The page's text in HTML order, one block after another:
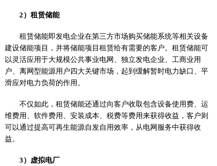
2）租赁储能
租赁储能即发电企业在第三方市场购买储能系统等相关设备
建设储能项目，并将储能项目租赁给有需要的客户。租赁储能可
以灵活应用于大规模公共事业电网、 独立发电企业、工商业用
户、离网型能源用户四大关键市场，起到缓解暂时电力缺口、 平
滑应对电力负荷的作用。
不仅如此，租赁储能还通过向客户收取包含设备使用费、运
维费用、软件费用、安装成本、税费等费用来获得收益，客户则
可以通过提高可再生能源自发自用效率，从电网服务中获得收
益。
3）虚拟电厂